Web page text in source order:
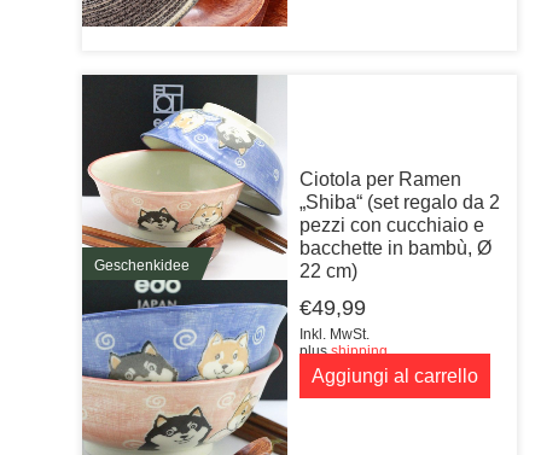
Geschenkidee
Ciotola per Ramen
„Shiba“ (set regalo da 2
pezzi con cucchiaio e
bacchette in bambù, Ø
22 cm)
€49,99
Inkl. MwSt.
plusshipping
Aggiungi al carrello